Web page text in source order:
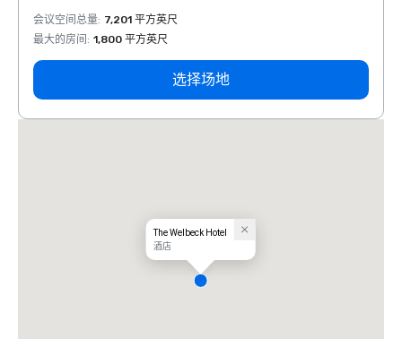
会议空间总量: 7,201 平方英尺
最大的房间 : 1,800 平方英尺
选择场地
The Welbeck Hotel
酒店